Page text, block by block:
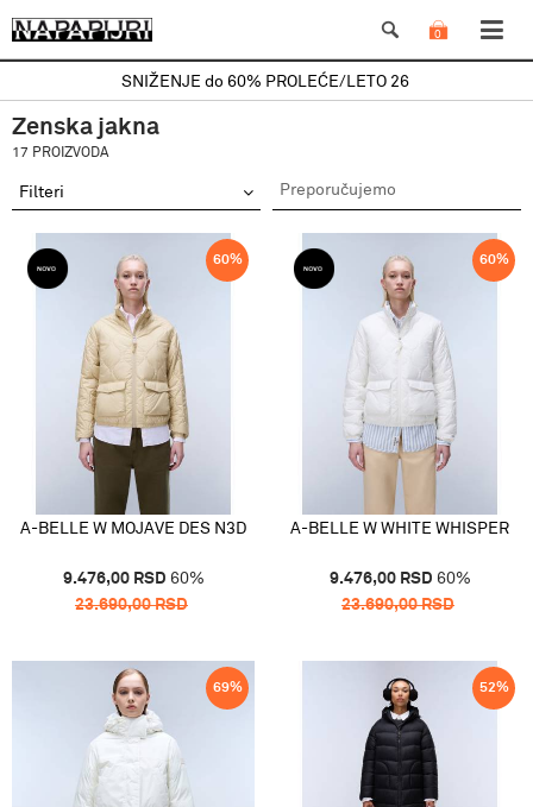
0
SNIŽENJE do 60% PROLEĆE/LETO 26
Filteri
Zenska jakna
17 PROIZVODA
60%
A-BELLE W MOJAVE DES N3D
9.476,00 RSD 60%
23.690,00RSD
60%
A-BELLE W WHITE WHISPER
9.476,00 RSD 60%
23.690,00RSD
69% 52%